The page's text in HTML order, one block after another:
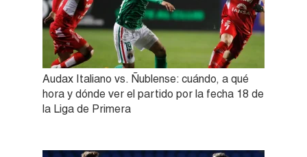
Audax Italiano vs. Ñublense: cuándo, a qué
hora y dónde ver el partido por la fecha 18 de
la Liga de Primera